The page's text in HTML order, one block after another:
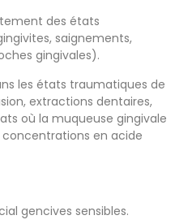
des états
saignements,
gingivales).
les états traumatiques de
extractions dentaires,
où la muqueuse gingivale
en acide
gencives sensibles.